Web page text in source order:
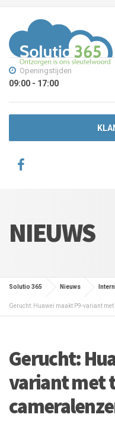
Openingstijden
09:00 - 17:00
NIEUWS
Solutio 365 Nieuws
Gerucht: Huawei maakt P9-variant
Gerucht:
variant met